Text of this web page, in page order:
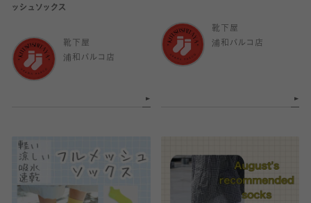
ッシュソックス
靴下屋
浦和パルコ店
靴下屋
浦和パルコ店